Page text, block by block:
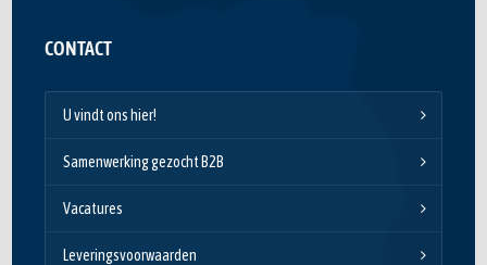
CONTACT
U vindt ons hier!
Samenwerking gezocht B2B
Vacatures
Leveringsvoorwaarden